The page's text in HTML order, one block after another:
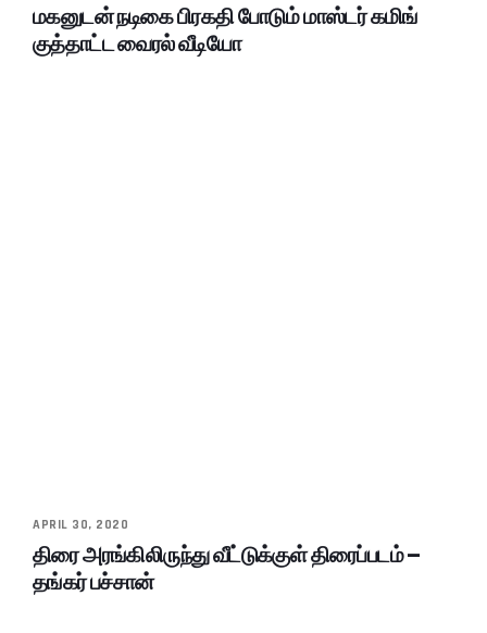
மகனுடன் நடிகை பிரகதி போடும் மாஸ்டர் கமிங்
குத்தாட்ட வைரல் வீடியோ
APRIL 30, 2020
திரை அரங்கிலிருந்து வீட்டுக்குள் திரைப்படம் –
தங்கர் பச்சான்